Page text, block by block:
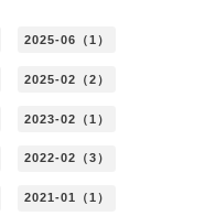
2025-06（1）
2025-02（2）
2023-02（1）
2022-02（3）
2021-01（1）